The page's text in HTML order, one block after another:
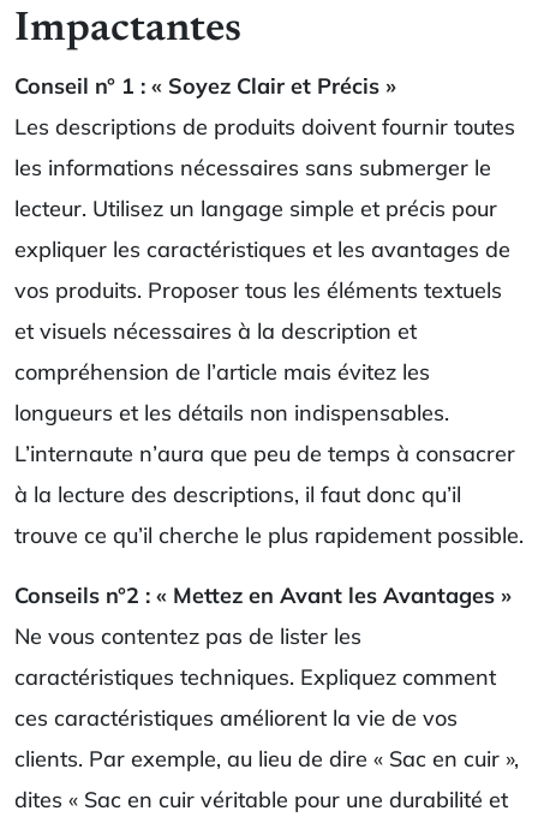
Impactantes
Conseil n° 1 : « Soyez Clair et Précis »
Les descriptions de produits doivent fournir toutes
les informations nécessaires sans submerger le
lecteur. Utilisez un langage simple et précis pour
expliquer les caractéristiques et les avantages de
vos produits. Proposer tous les éléments textuels
et visuels nécessaires à la description et
compréhension de l’article mais évitez les
longueurs et les détails non indispensables.
L’internaute n’aura que peu de temps à consacrer
à la lecture des descriptions, il faut donc qu’il
trouve ce qu’il cherche le plus rapidement possible.
Conseils n°2 : « Mettez en Avant les Avantages »
Ne vous contentez pas de lister les
caractéristiques techniques. Expliquez comment
ces caractéristiques améliorent la vie de vos
clients. Par exemple, au lieu de dire « Sac en cuir »,
dites « Sac en cuir véritable pour une durabilité et